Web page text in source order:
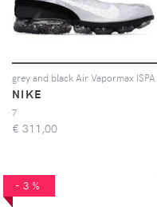
NIKE
7
€ 311,00
-3%